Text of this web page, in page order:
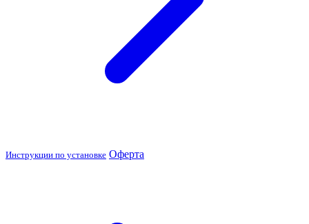
Инструкции по установке Оферта